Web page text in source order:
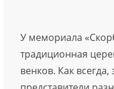
У мемориала
традиционная
венков. Как